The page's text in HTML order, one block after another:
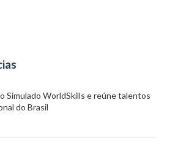
Simulado WorldSkills e reúne talentos
do Brasil